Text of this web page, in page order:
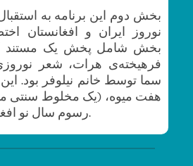
بخش دوم این برنامه به
نوروز ایران و افغانستان
بخش شامل پخش یک مستند
فرهیخته‌ی هرات، شعر
سما توسط خانم نیلوفر بود.
هفت میوه، (یک مخلوط سنتی
رسوم سال نو افغانی) به پایان رسید.